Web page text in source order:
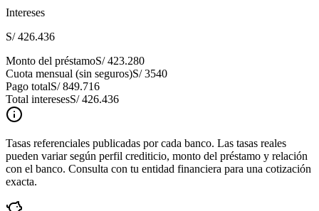
Intereses
S/ 426.436
Monto del préstamoS/ 423.280
Cuota mensual (sin seguros)S/ 3540
Pago totalS/ 849.716
Total interesesS/ 426.436
Tasas referenciales publicadas por cada banco. Las tasas reales
pueden variar según perfil crediticio, monto del préstamo y relación
con el banco. Consulta con tu entidad financiera para una cotización
exacta.